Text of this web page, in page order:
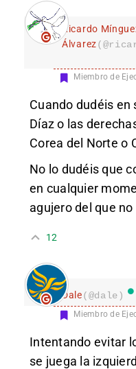
Ricardo
Álvarez
Miembro de
Cuando dudéis en
Díaz o las
Corea del Norte o
No lo dudéis que
en cualquier
agujero del que no
12
Dale(@dale)
Miembro de
Intentando evitar
se juega la